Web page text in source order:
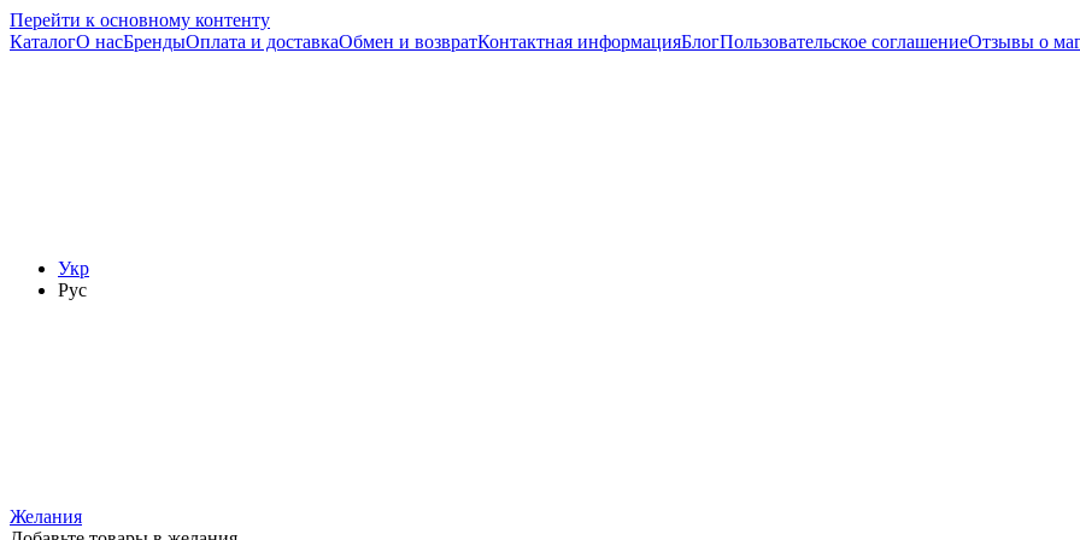
Перейти к основному контенту
КаталогО насБрендыОплата и доставкаОбмен и возвратКонтактная информацияБлогПользовательское соглашениеОтзывы о
Укр
Рус
Желания